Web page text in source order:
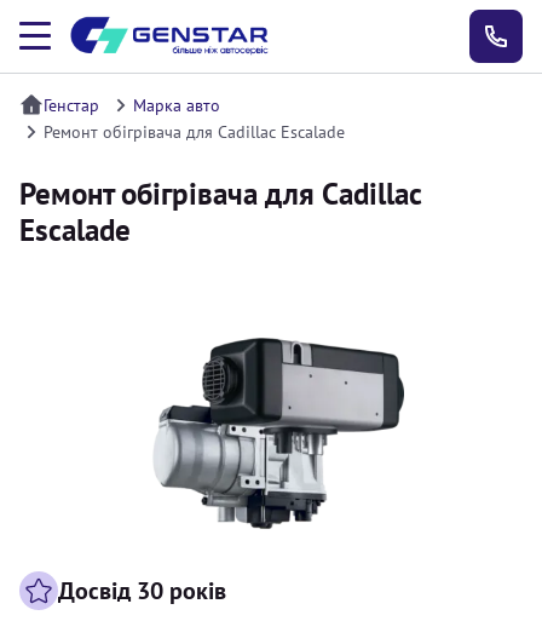
Генстар
Марка авто
Ремонт обігрівача для Cadillac Escalade
Ремонт обігрівача для Cadillac
Escalade
Досвід 30 років